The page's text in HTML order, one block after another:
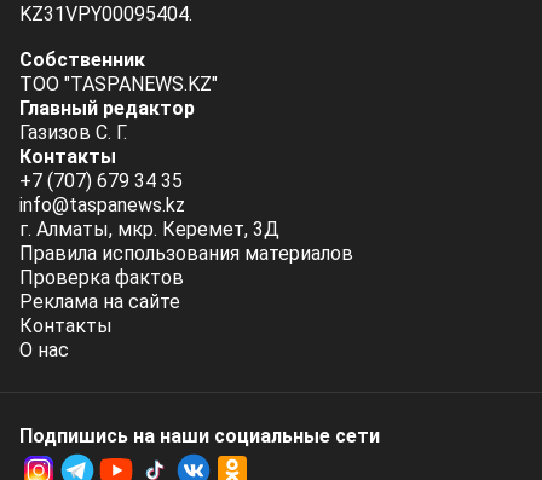
KZ31VPY00095404.
Собственник
ТОО "TASPANEWS.KZ"
Главный редактор
Газизов С. Г.
Контакты
+7 (707) 679 34 35
info@taspanews.kz
г. Алматы, мкр. Керемет, 3Д
Правила использования материалов
Проверка фактов
Реклама на сайте
Контакты
О нас
Подпишись на наши социальные cети